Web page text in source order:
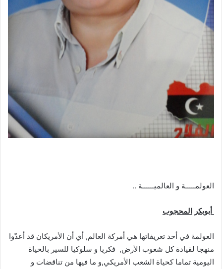
العولمـــــة و العالميــــــة ..
أبوبكر المحجوب
العولمة في أحد تعريفاتها هي أمركة العالم, أي أن الأمريكان قد أعدّوا
منهجا لقيادة كل شعوب الأرض, فكريا و سلوكيا للسير بالحياة
اليومية تماما كحياة الشعب الأمريكي,و ما فيها من تناقضات و